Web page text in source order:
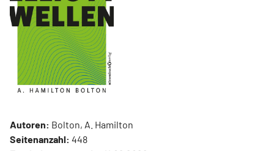
Autoren: Bolton, A. Hamilton
Seitenanzahl: 448